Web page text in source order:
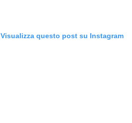
Visualizza questo post su Instagram